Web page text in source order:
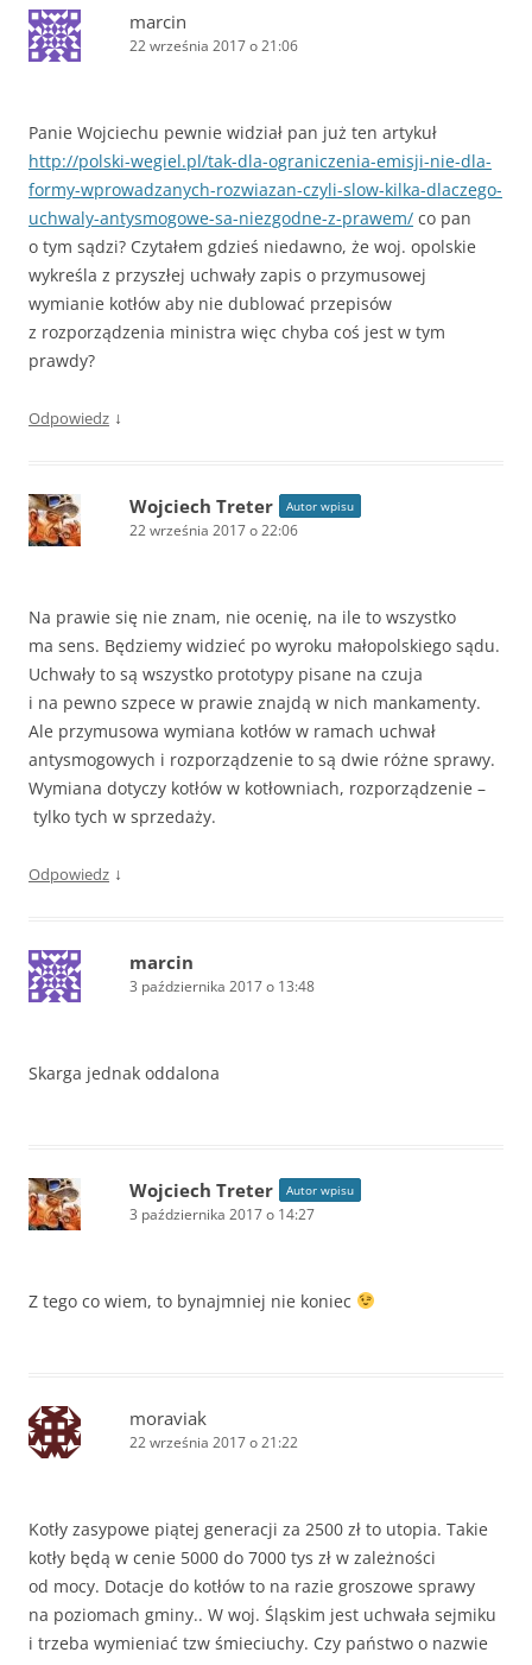
marcin
22 września 2017 o 21:06
Panie Wojciechu pewnie widział pan już ten artykuł
http://polski-wegiel.pl/tak-dla-ograniczenia-emisji-nie-dla-
formy-wprowadzanych-rozwiazan-czyli-slow-kilka-dlaczego-
uchwaly-antysmogowe-sa-niezgodne-z-prawem/ co pan
o tym sądzi? Czytałem gdzieś niedawno, że woj. opolskie
wykreśla z przyszłej uchwały zapis o przymusowej
wymianie kotłów aby nie dublować przepisów
z rozporządzenia ministra więc chyba coś jest w tym
prawdy?
Odpowiedz ↓
Wojciech Treter Autor wpisu
22 września 2017 o 22:06
Na prawie się nie znam, nie ocenię, na ile to wszystko
ma sens. Będziemy widzieć po wyroku małopolskiego sądu.
Uchwały to są wszystko prototypy pisane na czuja
i na pewno szpece w prawie znajdą w nich mankamenty.
Ale przymusowa wymiana kotłów w ramach uchwał
antysmogowych i rozporządzenie to są dwie różne sprawy.
Wymiana dotyczy kotłów w kotłowniach, rozporządzenie –
tylko tych w sprzedaży.
Odpowiedz ↓
marcin
3 października 2017 o 13:48
Skarga jednak oddalona
Wojciech Treter Autor wpisu
3 października 2017 o 14:27
Z tego co wiem, to bynajmniej nie koniec
moraviak
22 września 2017 o 21:22
Kotły zasypowe piątej generacji za 2500 zł to utopia. Takie
kotły będą w cenie 5000 do 7000 tys zł w zależności
od mocy. Dotacje do kotłów to na razie groszowe sprawy
na poziomach gminy.. W woj. Śląskim jest uchwała sejmiku
i trzeba wymieniać tzw śmieciuchy. Czy państwo o nazwie